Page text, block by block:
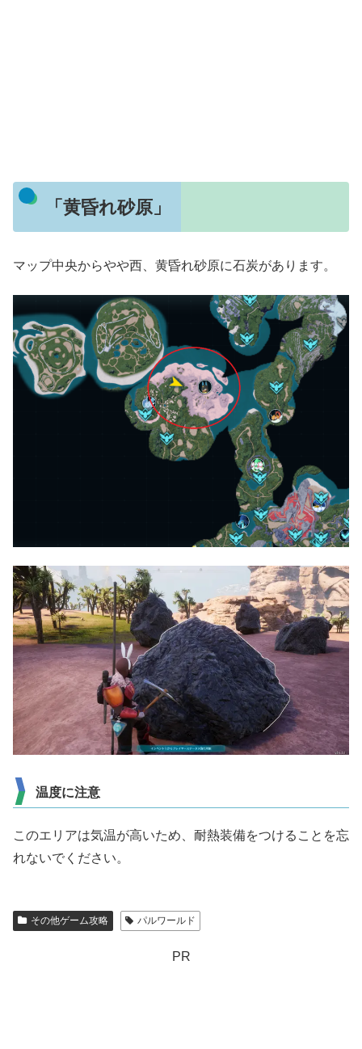
「黄昏れ砂原」
マップ中央からやや西、黄昏れ砂原に石炭があります。
温度に注意
このエリアは気温が高いため、耐熱装備をつけることを忘
れないでください。
その他ゲーム攻略 パルワールド
PR